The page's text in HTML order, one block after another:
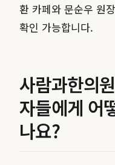
환 카페와 문순우 원
확인 가능합니다.
사람과한의
자들에게 어
나요?